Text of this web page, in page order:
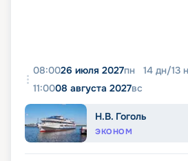
08:0026 июля 2027пн 14 дн/13
11:0008 августа 2027вс
Н.В. Гоголь
ЭКОНОМ